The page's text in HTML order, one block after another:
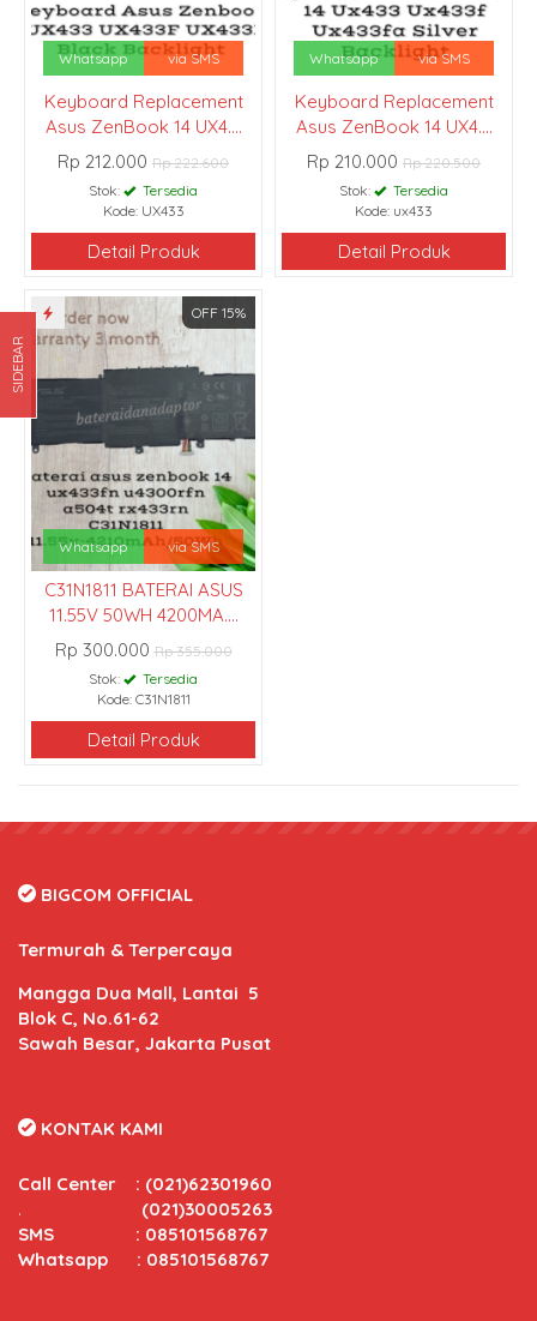
Whatsapp via SMS
Keyboard Replacement
Asus ZenBook 14 UX4....
Rp 212.000 Rp 222.600
Stok:
Tersedia
Kode: UX433
Detail Produk
Whatsapp via SMS
Keyboard Replacement
Asus ZenBook 14 UX4....
Rp 210.000 Rp 220.500
Stok:
Tersedia
Kode: ux433
Detail Produk
OFF 15%
Whatsapp via SMS
C31N1811 BATERAI ASUS
11.55V 50WH 4200MA....
Rp 300.000Rp 355.000
Stok:
Tersedia
Kode: C31N1811
Detail Produk
SIDEBAR
BIGCOM OFFICIAL
Termurah & Terpercaya
Mangga Dua Mall, Lantai 5
Blok C, No.61-62
Sawah Besar, Jakarta Pusat
KONTAK KAMI
Call Center : (021)62301960
. (021)30005263
SMS : 085101568767
Whatsapp : 085101568767